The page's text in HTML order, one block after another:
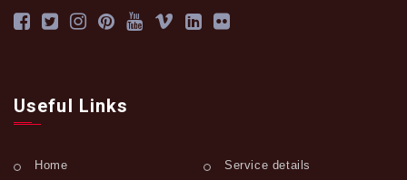
Useful Links
Home Service details